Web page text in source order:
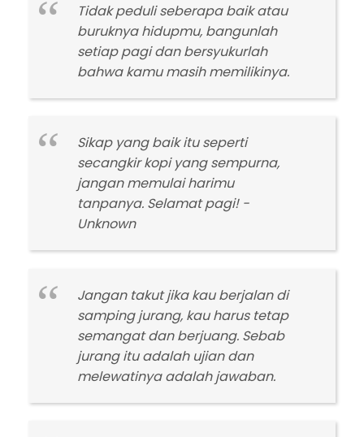
Tidak peduli seberapa baik atau
buruknya hidupmu, bangunlah
setiap pagi dan bersyukurlah
bahwa kamu masih memilikinya.
Sikap yang baik itu seperti
secangkir kopi yang sempurna,
jangan memulai harimu
tanpanya. Selamat pagi! -
Unknown
Jangan takut jika kau berjalan di
samping jurang, kau harus tetap
semangat dan berjuang. Sebab
jurang itu adalah ujian dan
melewatinya adalah jawaban.